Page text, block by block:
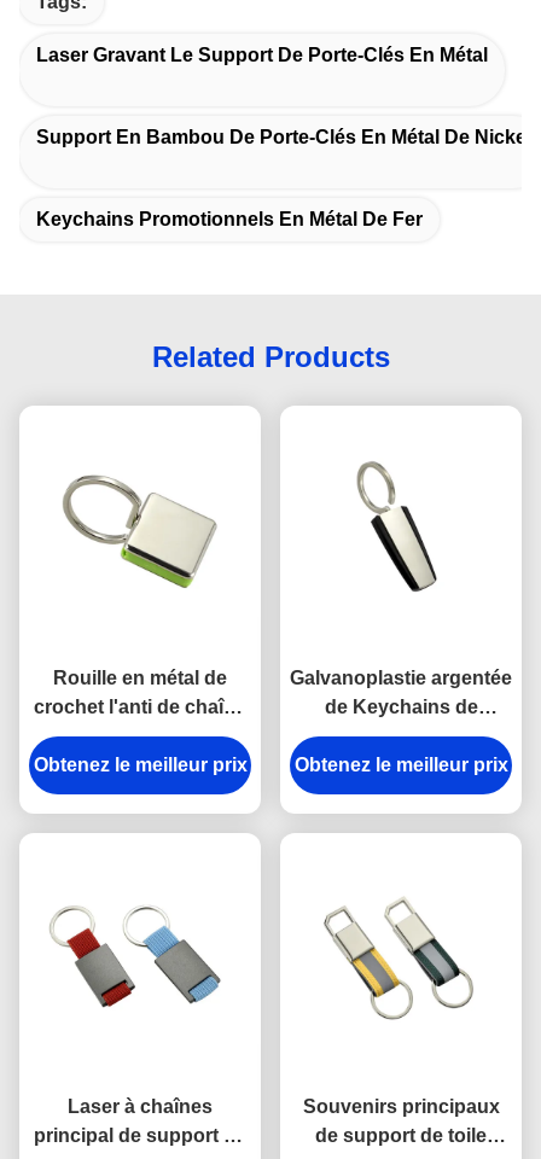
Laser Gravant Le Support De Porte-Clés En Métal
Support En Bambou De Porte-Clés En Métal De Nickel
Keychains Promotionnels En Métal De Fer
Related Products
Rouille en métal de
crochet l'anti de chaîne
principale de rupture en
alliage de zinc de
support a gravé des
Obtenez le meilleur prix
Galvanoplastie argentée
de Keychains de
support principal en
plastique en métal
d'ABS de trapèze
Obtenez le meilleur prix
Laser à chaînes
principal de support en
Souvenirs principaux
de support de toile